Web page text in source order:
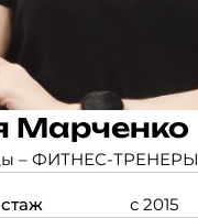
Марченко
–ФИТНЕС-ТРЕНЕРЫ
с 2015